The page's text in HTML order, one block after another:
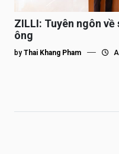
ZILLI: Tuyên ngôn
ông
by Thai Khang Pham